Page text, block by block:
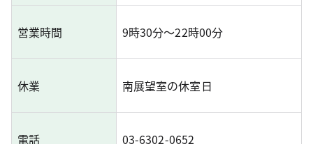
営業時間 9時30分～22時00分
休業 南展望室の休室日
電話 03-6302-0652